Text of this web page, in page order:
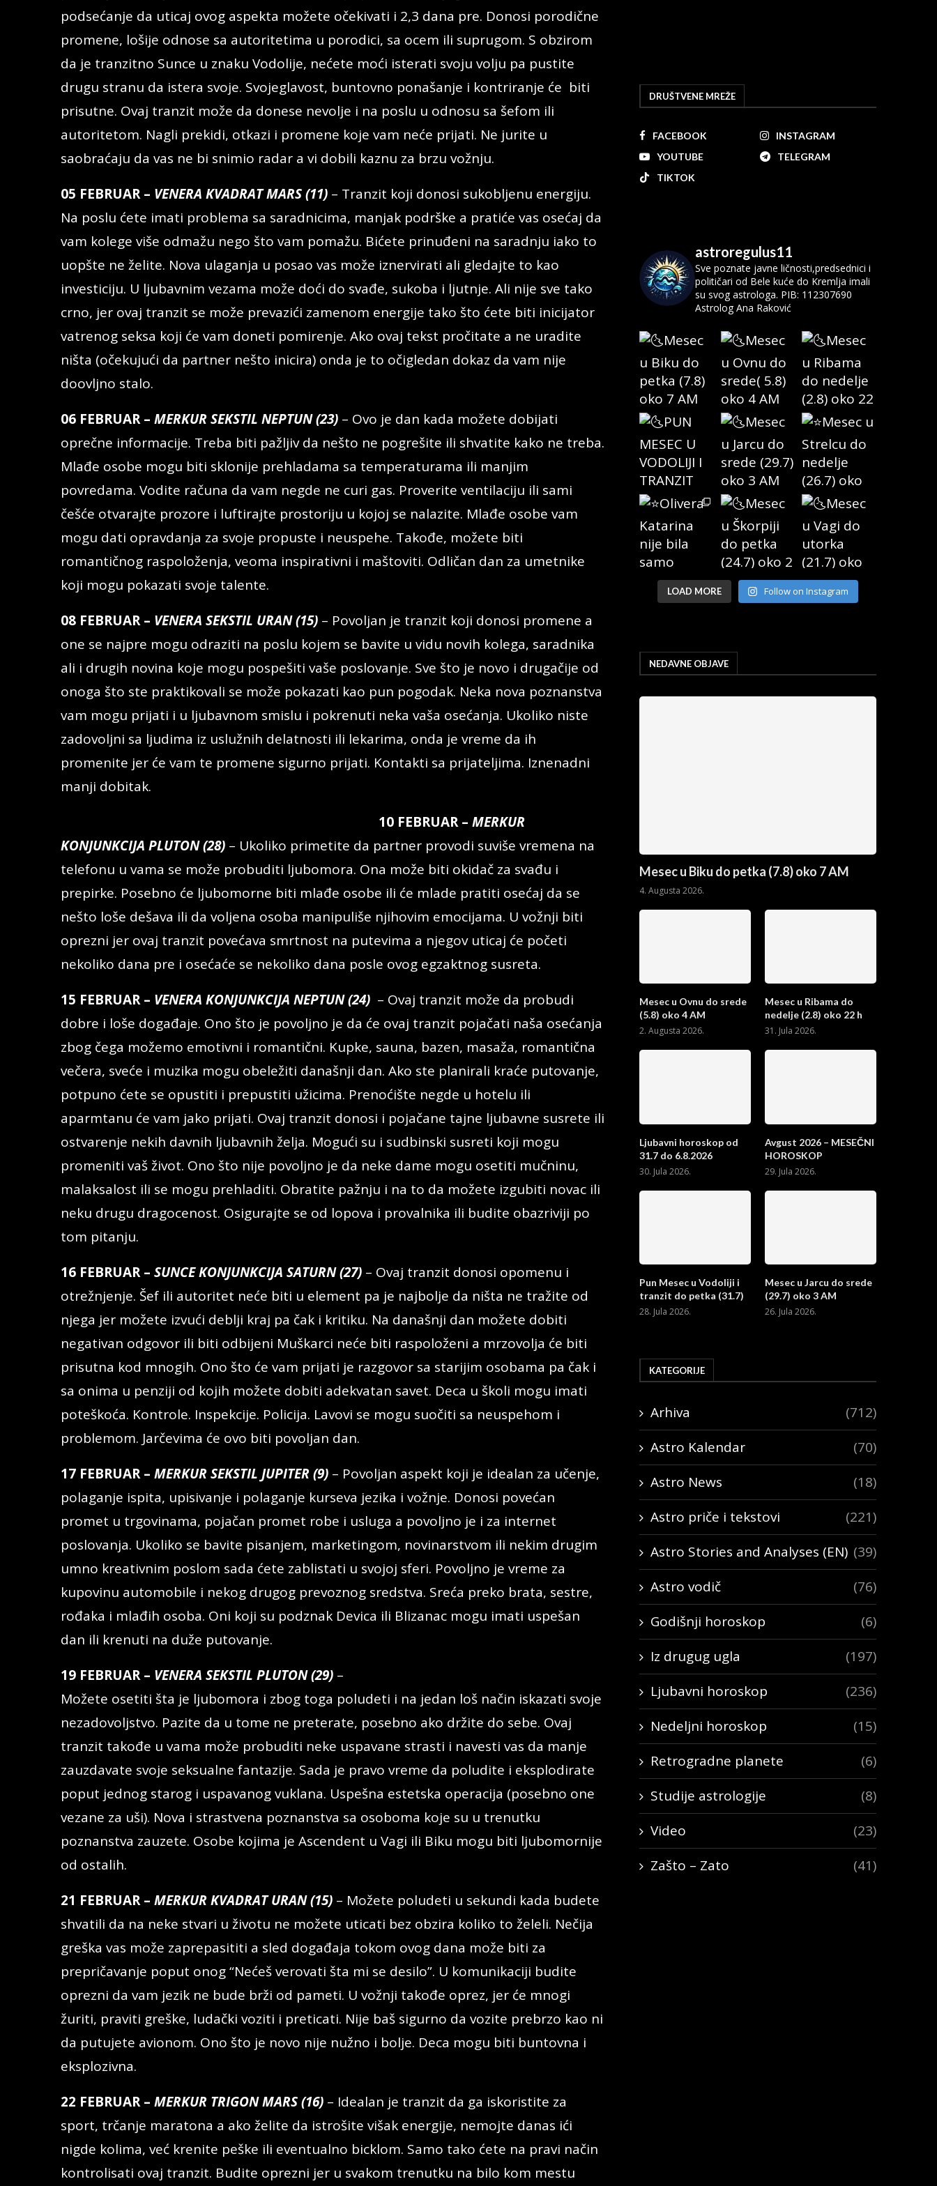
podsećanje da uticaj ovog aspekta možete očekivati i 2,3 dana pre. Donosi porodične
promene, lošije odnose sa autoritetima u porodici, sa ocem ili suprugom. S obzirom
da je tranzitno Sunce u znaku Vodolije, nećete moći isterati svoju volju pa pustite
drugu stranu da istera svoje. Svojeglavost, buntovno ponašanje i kontriranje će biti
prisutne. Ovaj tranzit može da donese nevolje i na poslu u odnosu sa šefom ili
autoritetom. Nagli prekidi, otkazi i promene koje vam neće prijati. Ne jurite u
saobraćaju da vas ne bi snimio radar a vi dobili kaznu za brzu vožnju.
05 FEBRUAR – VENERA KVADRAT MARS (11) – Tranzit koji donosi sukobljenu energiju.
Na poslu ćete imati problema sa saradnicima, manjak podrške a pratiće vas osećaj da
vam kolege više odmažu nego što vam pomažu. Bićete prinuđeni na saradnju iako to
uopšte ne želite. Nova ulaganja u posao vas može iznervirati ali gledajte to kao
investiciju. U ljubavnim vezama može doći do svađe, sukoba i ljutnje. Ali nije sve tako
crno, jer ovaj tranzit se može prevazići zamenom energije tako što ćete biti inicijator
vatrenog seksa koji će vam doneti pomirenje. Ako ovaj tekst pročitate a ne uradite
ništa (očekujući da partner nešto inicira) onda je to očigledan dokaz da vam nije
doovljno stalo.
06 FEBRUAR – MERKUR SEKSTIL NEPTUN (23) – Ovo je dan kada možete dobijati
oprečne informacije. Treba biti pažljiv da nešto ne pogrešite ili shvatite kako ne treba.
Mlađe osobe mogu biti sklonije prehladama sa temperaturama ili manjim
povredama. Vodite računa da vam negde ne curi gas. Proverite ventilaciju ili sami
češće otvarajte prozore i luftirajte prostoriju u kojoj se nalazite. Mlađe osobe vam
mogu dati opravdanja za svoje propuste i neuspehe. Takođe, možete biti
romantičnog raspoloženja, veoma inspirativni i maštoviti. Odličan dan za umetnike
koji mogu pokazati svoje talente.
08 FEBRUAR – VENERA SEKSTIL URAN (15) – Povoljan je tranzit koji donosi promene a
one se najpre mogu odraziti na poslu kojem se bavite u vidu novih kolega, saradnika
ali i drugih novina koje mogu pospešiti vaše poslovanje. Sve što je novo i drugačije od
onoga što ste praktikovali se može pokazati kao pun pogodak. Neka nova poznanstva
vam mogu prijati i u ljubavnom smislu i pokrenuti neka vaša osećanja. Ukoliko niste
zadovoljni sa ljudima iz uslužnih delatnosti ili lekarima, onda je vreme da ih
promenite jer će vam te promene sigurno prijati. Kontakti sa prijateljima. Iznenadni
manji dobitak.
10 FEBRUAR – MERKUR
KONJUNKCIJA PLUTON (28) – Ukoliko primetite da partner provodi suviše vremena na
telefonu u vama se može probuditi ljubomora. Ona može biti okidač za svađu i
prepirke. Posebno će ljubomorne biti mlađe osobe ili će mlade pratiti osećaj da se
nešto loše dešava ili da voljena osoba manipuliše njihovim emocijama. U vožnji biti
oprezni jer ovaj tranzit povećava smrtnost na putevima a njegov uticaj će početi
nekoliko dana pre i osećaće se nekoliko dana posle ovog egzaktnog susreta.
15 FEBRUAR – VENERA KONJUNKCIJA NEPTUN (24) – Ovaj tranzit može da probudi
dobre i loše događaje. Ono što je povoljno je da će ovaj tranzit pojačati naša osećanja
zbog čega možemo emotivni i romantični. Kupke, sauna, bazen, masaža, romantična
večera, sveće i muzika mogu obeležiti današnji dan. Ako ste planirali kraće putovanje,
potpuno ćete se opustiti i prepustiti užicima. Prenoćište negde u hotelu ili
aparmtanu će vam jako prijati. Ovaj tranzit donosi i pojačane tajne ljubavne susrete ili
ostvarenje nekih davnih ljubavnih želja. Mogući su i sudbinski susreti koji mogu
promeniti vaš život. Ono što nije povoljno je da neke dame mogu osetiti mučninu,
malaksalost ili se mogu prehladiti. Obratite pažnju i na to da možete izgubiti novac ili
neku drugu dragocenost. Osigurajte se od lopova i provalnika ili budite obazriviji po
tom pitanju.
16 FEBRUAR – SUNCE KONJUNKCIJA SATURN (27) – Ovaj tranzit donosi opomenu i
otrežnjenje. Šef ili autoritet neće biti u element pa je najbolje da ništa ne tražite od
njega jer možete izvući deblji kraj pa čak i kritiku. Na današnji dan možete dobiti
negativan odgovor ili biti odbijeni Muškarci neće biti raspoloženi a mrzovolja će biti
prisutna kod mnogih. Ono što će vam prijati je razgovor sa starijim osobama pa čak i
sa onima u penziji od kojih možete dobiti adekvatan savet. Deca u školi mogu imati
poteškoća. Kontrole. Inspekcije. Policija. Lavovi se mogu suočiti sa neuspehom i
problemom. Jarčevima će ovo biti povoljan dan.
17 FEBRUAR – MERKUR SEKSTIL JUPITER (9) – Povoljan aspekt koji je idealan za učenje,
polaganje ispita, upisivanje i polaganje kurseva jezika i vožnje. Donosi povećan
promet u trgovinama, pojačan promet robe i usluga a povoljno je i za internet
poslovanja. Ukoliko se bavite pisanjem, marketingom, novinarstvom ili nekim drugim
umno kreativnim poslom sada ćete zablistati u svojoj sferi. Povoljno je vreme za
kupovinu automobile i nekog drugog prevoznog sredstva. Sreća preko brata, sestre,
rođaka i mlađih osoba. Oni koji su podznak Devica ili Blizanac mogu imati uspešan
dan ili krenuti na duže putovanje.
19 FEBRUAR – VENERA SEKSTIL PLUTON (29) –
Možete osetiti šta je ljubomora i zbog toga poludeti i na jedan loš način iskazati svoje
nezadovoljstvo. Pazite da u tome ne preterate, posebno ako držite do sebe. Ovaj
tranzit takođe u vama može probuditi neke uspavane strasti i navesti vas da manje
zauzdavate svoje seksualne fantazije. Sada je pravo vreme da poludite i eksplodirate
poput jednog starog i uspavanog vuklana. Uspešna estetska operacija (posebno one
vezane za uši). Nova i strastvena poznanstva sa osoboma koje su u trenutku
poznanstva zauzete. Osobe kojima je Ascendent u Vagi ili Biku mogu biti ljubomornije
od ostalih.
21 FEBRUAR – MERKUR KVADRAT URAN (15) – Možete poludeti u sekundi kada budete
shvatili da na neke stvari u životu ne možete uticati bez obzira koliko to želeli. Nečija
greška vas može zaprepasititi a sled događaja tokom ovog dana može biti za
prepričavanje poput onog “Nećeš verovati šta mi se desilo”. U komunikaciji budite
oprezni da vam jezik ne bude brži od pameti. U vožnji takođe oprez, jer će mnogi
žuriti, praviti greške, ludački voziti i preticati. Nije baš sigurno da vozite prebrzo kao ni
da putujete avionom. Ono što je novo nije nužno i bolje. Deca mogu biti buntovna i
eksplozivna.
22 FEBRUAR – MERKUR TRIGON MARS (16) – Idealan je tranzit da ga iskoristite za
sport, trčanje maratona a ako želite da istrošite višak energije, nemojte danas ići
nigde kolima, već krenite peške ili eventualno bicklom. Samo tako ćete na pravi način
kontrolisati ovaj tranzit. Budite oprezni jer u svakom trenutku na bilo kom mestu
DRUŠTVENE MREŽE
FACEBOOK
INSTAGRAM
YOUTUBE
TELEGRAM
TIKTOK
astroregulus11
Sve poznate javne ličnosti,predsednici i
političari od Bele kuće do Kremlja imali
su svog astrologa. PIB: 112307690
Astrolog Ana Raković
LOAD MORE Follow on Instagram
NEDAVNE OBJAVE
Mesec u Biku do petka (7.8) oko 7 AM
4. Augusta 2026.
Mesec u Ovnu do srede
(5.8) oko 4 AM
2. Augusta 2026.
Mesec u Ribama do
nedelje (2.8) oko 22 h
31. Jula 2026.
Ljubavni horoskop od
31.7 do 6.8.2026
30. Jula 2026.
Avgust 2026 – MESEČNI
HOROSKOP
29. Jula 2026.
Pun Mesec u Vodoliji i
tranzit do petka (31.7)
28. Jula 2026.
Mesec u Jarcu do srede
(29.7) oko 3 AM
26. Jula 2026.
KATEGORIJE
Arhiva
(712)
Astro Kalendar
(70)
Astro News
(18)
Astro priče i tekstovi
(221)
Astro Stories and Analyses (EN) (39)
Astro vodič
(76)
Godišnji horoskop
(6)
Iz drugug ugla
(197)
Ljubavni horoskop
(236)
Nedeljni horoskop
(15)
Retrogradne planete
(6)
Studije astrologije
(8)
Video
(23)
Zašto – Zato
(41)